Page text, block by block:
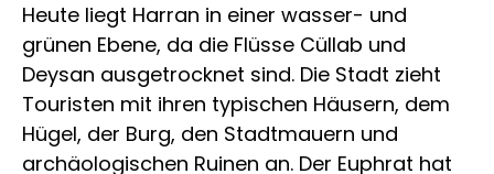
Heute liegt Harran in einer wasser- und
grünen Ebene, da die Flüsse Cüllab und
Deysan ausgetrocknet sind. Die Stadt zieht
Touristen mit ihren typischen Häusern, dem
Hügel, der Burg, den Stadtmauern und
archäologischen Ruinen an. Der Euphrat hat